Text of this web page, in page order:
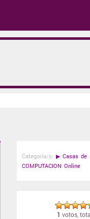
Categoría/s: ▶ Casas de
COMPUTACION Online
1 votos,